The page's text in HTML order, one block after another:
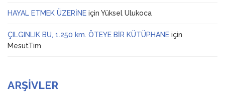
HAYAL ETMEK ÜZERİNE için Yüksel Ulukoca
ÇILGINLIK BU, 1.250 km. ÖTEYE BİR KÜTÜPHANE için
MesutTim
ARŞIVLER